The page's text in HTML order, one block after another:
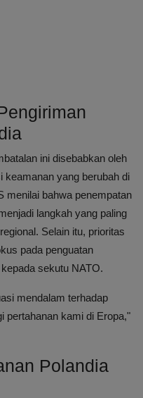
ini disebabkan oleh
keamanan yang berubah di
menilai bahwa penempatan
langkah yang paling
Selain itu, prioritas
pada penguatan
sekutu NATO.
mendalam terhadap
pertahanan kami di Eropa,"
Polandia